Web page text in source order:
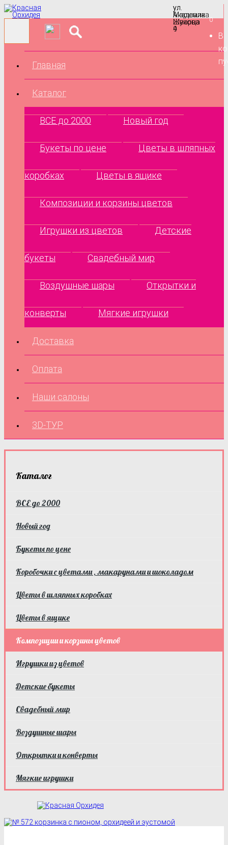
ул.
Маршала
Жукова
9
ул.
Академика
Шварца
4
0
В
Главная
Каталог
ВСЕ до 2000 Новый год
Букеты по цене Цветы в шляпных
коробках Цветы в ящике
Композиции и корзины цветов
Игрушки из цветов Детские
букеты Свадебный мир
Воздушные шары Открытки и
конверты Мягкие игрушки
Доставка
Оплата
Наши салоны
3D-ТУР
Каталог
ВСЕ до 2000
Новый год
Букеты по цене
Коробочки с цветами , макарунами и шоколадом
Цветы в шляпных коробках
Цветы в ящике
Композиции и корзины цветов
Игрушки из цветов
Детские букеты
Свадебный мир
Воздушные шары
Открытки и конверты
Мягкие игрушки